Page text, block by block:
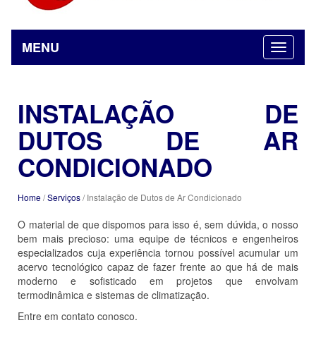
MENU
INSTALAÇÃO DE
DUTOS DE AR
CONDICIONADO
Home/Serviços/ Instalação de Dutos de Ar Condicionado
O material de que dispomos para isso é, sem dúvida, o nosso
bem mais precioso: uma equipe de técnicos e engenheiros
especializados cuja experiência tornou possível acumular um
acervo tecnológico capaz de fazer frente ao que há de mais
moderno e sofisticado em projetos que envolvam
termodinâmica e sistemas de climatização.
Entre em contato conosco.